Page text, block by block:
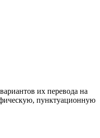
их перевода на
пунктуационную